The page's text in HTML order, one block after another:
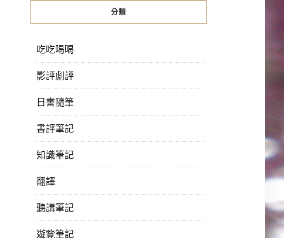
分類
吃吃喝喝
影評劇評
日書隨筆
書評筆記
知識筆記
翻譯
聽講筆記
遊覽筆記